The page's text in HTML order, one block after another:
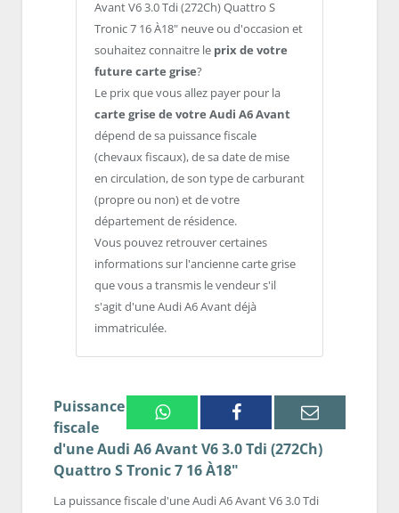
Avant V6 3.0 Tdi (272Ch) Quattro S
Tronic 7 16 À18" neuve ou d'occasion et
souhaitez connaitre le prix de votre
future carte grise?
Le prix que vous allez payer pour la
carte grise de votre Audi A6 Avant
dépend de sa puissance fiscale
(chevaux fiscaux), de sa date de mise
en circulation, de son type de carburant
(propre ou non) et de votre
département de résidence.
Vous pouvez retrouver certaines
informations sur l'ancienne carte grise
que vous a transmis le vendeur s'il
s'agit d'une Audi A6 Avant déjà
immatriculée.
WhatsappFacebook Email
Puissance
fiscale
d'une Audi A6 Avant V6 3.0 Tdi (272Ch)
Quattro S Tronic 7 16 À18"
La puissance fiscale d'une Audi A6 Avant V6 3.0 Tdi